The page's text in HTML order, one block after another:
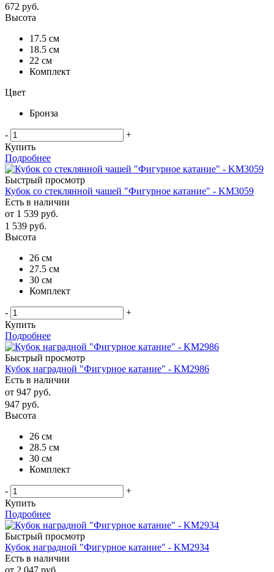
672 руб.
Высота
17.5 см
18.5 см
22 см
Комплект
Цвет
Бронза
-
+
Купить
Подробнее
Быстрый просмотр
Кубок со стеклянной чашей "Фигурное катание" - KM3059
Есть в наличии
от 1 539 руб.
1 539 руб.
Высота
26 см
27.5 см
30 см
Комплект
-
+
Купить
Подробнее
Быстрый просмотр
Кубок наградной "Фигурное катание" - KM2986
Есть в наличии
от 947 руб.
947 руб.
Высота
26 см
28.5 см
30 см
Комплект
-
+
Купить
Подробнее
Быстрый просмотр
Кубок наградной "Фигурное катание" - KM2934
Есть в наличии
от 2 047 руб.